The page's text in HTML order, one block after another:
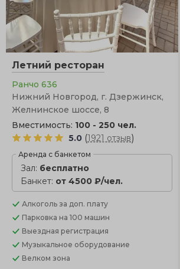
Летний ресторан
Ранчо 636
Нижний Новгород, г. Дзержинск,
Желнинское шоссе, 8
Вместимость: 100 - 250 чел.
5.0 (1921 отзыв)
Аренда с банкетом
Зал: бесплатно
Банкет: от 4500 ₽/чел.
Алкоголь за доп. плату
Парковка на 100 машин
Выездная регистрация
Музыкальное оборудование
Велком зона